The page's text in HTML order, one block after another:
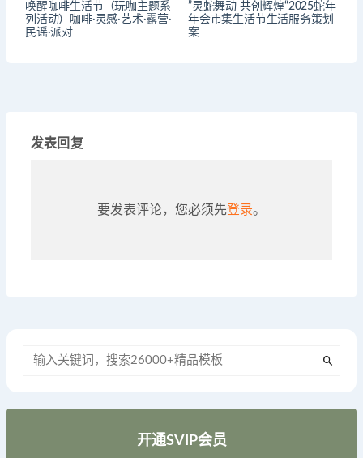
唤醒咖啡生活节（玩咖主题系
列活动）咖啡·灵感·艺术·露营·
民谣·派对
”灵蛇舞动 共创辉煌“2025蛇年
年会市集生活节生活服务策划
案
发表回复
要发表评论，您必须先登录。
开通SVIP会员